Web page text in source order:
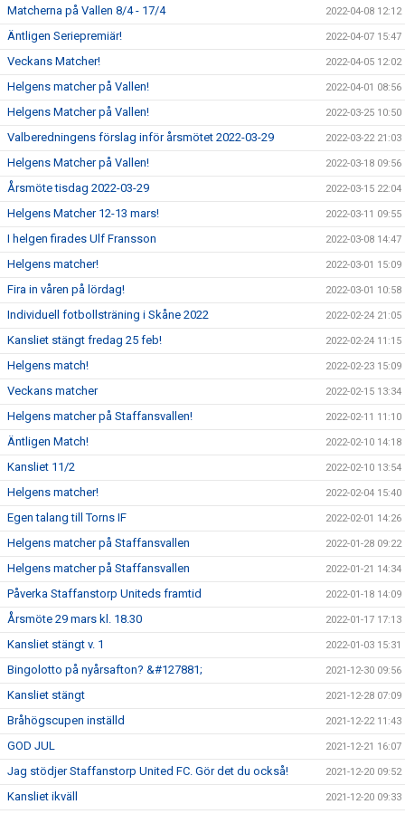
Matcherna på Vallen 8/4 - 17/4 2022-04-08 12:12
Äntligen Seriepremiär! 2022-04-07 15:47
Veckans Matcher! 2022-04-05 12:02
Helgens matcher på Vallen! 2022-04-01 08:56
Helgens Matcher på Vallen! 2022-03-25 10:50
Valberedningens förslag inför årsmötet 2022-03-29 2022-03-22 21:03
Helgens Matcher på Vallen! 2022-03-18 09:56
Årsmöte tisdag 2022-03-29 2022-03-15 22:04
Helgens Matcher 12-13 mars! 2022-03-11 09:55
I helgen firades Ulf Fransson 2022-03-08 14:47
Helgens matcher! 2022-03-01 15:09
Fira in våren på lördag! 2022-03-01 10:58
Individuell fotbollsträning i Skåne 2022 2022-02-24 21:05
Kansliet stängt fredag 25 feb! 2022-02-24 11:15
Helgens match! 2022-02-23 15:09
Veckans matcher 2022-02-15 13:34
Helgens matcher på Staffansvallen! 2022-02-11 11:10
Äntligen Match! 2022-02-10 14:18
Kansliet 11/2 2022-02-10 13:54
Helgens matcher! 2022-02-04 15:40
Egen talang till Torns IF 2022-02-01 14:26
Helgens matcher på Staffansvallen 2022-01-28 09:22
Helgens matcher på Staffansvallen 2022-01-21 14:34
Påverka Staffanstorp Uniteds framtid 2022-01-18 14:09
Årsmöte 29 mars kl. 18.30 2022-01-17 17:13
Kansliet stängt v. 1 2022-01-03 15:31
Bingolotto på nyårsafton? &#127881; 2021-12-30 09:56
Kansliet stängt 2021-12-28 07:09
Bråhögscupen inställd 2021-12-22 11:43
GOD JUL 2021-12-21 16:07
Jag stödjer Staffanstorp United FC. Gör det du också! 2021-12-20 09:52
Kansliet ikväll 2021-12-20 09:33